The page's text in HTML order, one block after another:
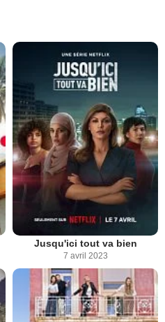
Jusqu'ici tout va bien
7 avril 2023